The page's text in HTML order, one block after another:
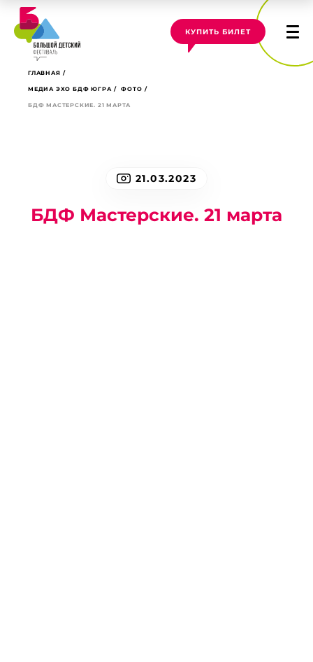
КУПИТЬ БИЛЕТ
ГЛАВНАЯ
МЕДИА ЭХО БДФ ЮГРА ФОТО
БДФ МАСТЕРСКИЕ. 21 МАРТА
21.03.2023
БДФ Мастерские. 21 марта